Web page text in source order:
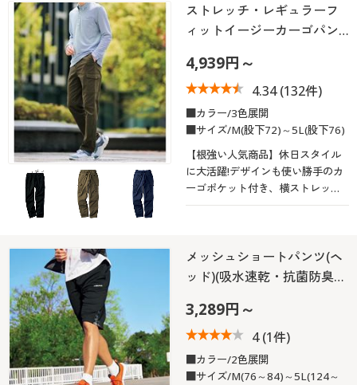
ストレッチ・レギュラーフ
ィットイージーカーゴパン…
4,939円～
4.34(132件)
■カラー/3色展開
■サイズ/M(股下72)～5L(股下76)
【根強い人気商品】休日スタイル
に大活躍!デザインも使い勝手のカ
ーゴポケット付き、横ストレッチ
素材イージーパンツ◎
メッシュショートパンツ(ヘ
ッド)(吸水速乾・抗菌防臭…
3,289円～
4(1件)
■カラー/2色展開
■サイズ/M(76～84)～5L(124～